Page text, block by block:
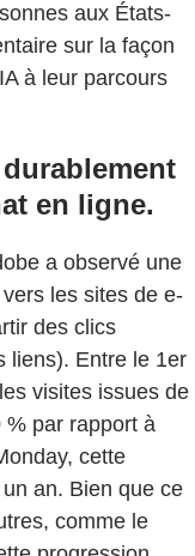
aux États-
sur la façon
à leur parcours
durablement
en ligne.
a observé une
les sites de e-
des clics
liens). Entre le 1er
visites issues de
par rapport à
cette
an. Bien que ce
comme le